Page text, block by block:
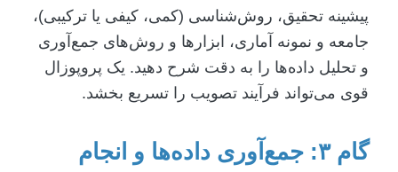
پیشینه تحقیق، روش‌شناسی (کمی، کیفی یا ترکیبی)،
جامعه و نمونه آماری، ابزارها و روش‌های جمع‌آوری
و تحلیل داده‌ها را به دقت شرح دهید. یک پروپوزال
قوی می‌تواند فرآیند تصویب را تسریع بخشد.
گام ۳: جمع‌آوری داده‌ها و انجام